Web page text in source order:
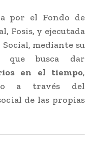
por el Fondo de
Fosis, y ejecutada
mediante su
que busca dar
en el tiempo,
a través del
de las propias